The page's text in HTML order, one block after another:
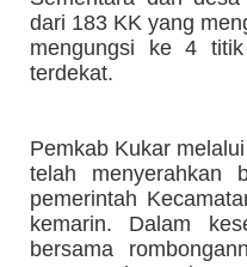
dari 183 KK yang
mengungsi ke 4
terdekat.
Pemkab Kukar
telah menyerahkan
pemerintah
kemarin. Dalam
bersama